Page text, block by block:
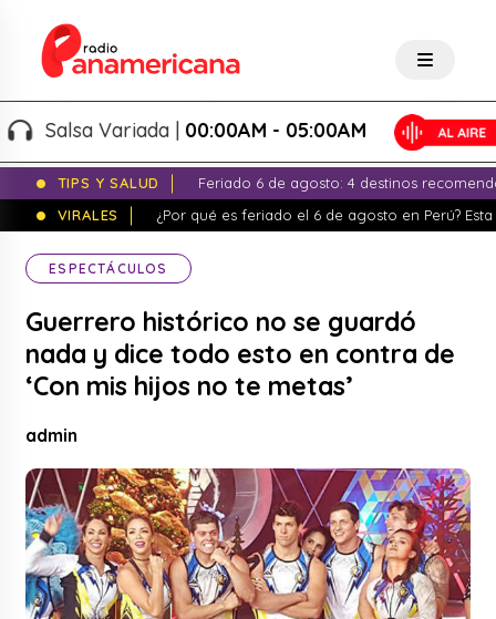
Salsa Variada |00:00AM - 05:00AM
TIPS Y SALUD
Feriado 6 de agosto: 4 destinos
VIRALES
¿Por qué es feriado el 6 de agosto en Perú?
ESPECTÁCULOS
Guerrero histórico no se guardó
nada y dice todo esto en contra de
‘Con mis hijos no te metas’
admin